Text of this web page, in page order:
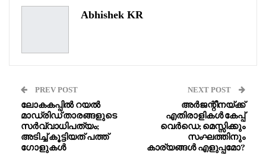
Abhishek KR
PREV POST
ലോകകപ്പിൽ റയൽ
മാഡ്രിഡ്‌ താരങ്ങളുടെ
സർവ്വാധിപത്യം;
അടിച്ച് കൂട്ടിയത് പത്ത്
ഗോളുകൾ
NEXT POST
അർജന്റീനയ്ക്ക്
എതിരാളികൾ കേപ്പ്
വെർഡെ; മെസ്സിക്കും
സംഘത്തിനും
കാര്യങ്ങൾ എളുപ്പമോ?